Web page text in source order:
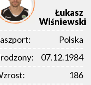
Łukasz
Wiśniewski
Polska
07.12.1984
186